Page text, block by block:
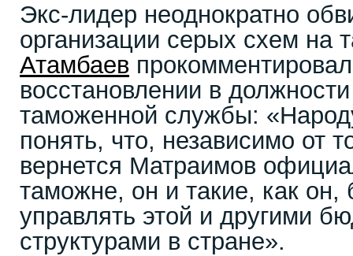
Экс-лидер неоднократно
организации серых схем на
Атамбаев
восстановлении в
таможенной службы:
понять, что, независимо от
вернется Матраимов
таможне, он и такие, как он,
управлять этой и другими
структурами в стране».